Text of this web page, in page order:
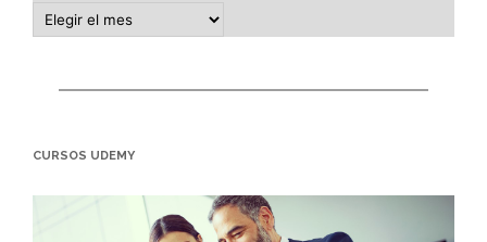
CURSOS UDEMY